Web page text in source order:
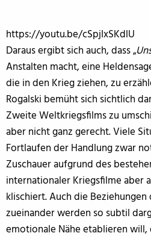
https://youtu.be/cSpjIxSKdlU
Daraus ergibt sich auch, dass „
Anstalten macht, eine
die in den Krieg ziehen, zu
Rogalski bemüht sich sichtlich
Zweite Weltkriegsfilms zu
aber nicht ganz gerecht. Viele
Fortlaufen der Handlung zwar
Zuschauer aufgrund des
internationaler Kriegsfilme aber
klischiert. Auch die
zueinander werden so subtil
emotionale Nähe etablieren